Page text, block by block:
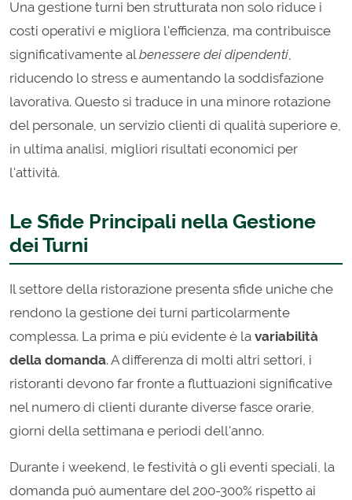
Una gestione turni ben strutturata non solo riduce i
costi operativi e migliora l'efficienza, ma contribuisce
significativamente albenessere dei dipendenti,
riducendo lo stress e aumentando la soddisfazione
lavorativa. Questo si traduce in una minore rotazione
del personale, un servizio clienti di qualità superiore e,
in ultima analisi, migliori risultati economici per
l'attività.
Le Sfide Principali nella Gestione
dei Turni
Il settore della ristorazione presenta sfide uniche che
rendono la gestione dei turni particolarmente
complessa. La prima e più evidente è la variabilità
della domanda. A differenza di molti altri settori, i
ristoranti devono far fronte a fluttuazioni significative
nel numero di clienti durante diverse fasce orarie,
giorni della settimana e periodi dell'anno.
Durante i weekend, le festività o gli eventi speciali, la
domanda può aumentare del 200-300% rispetto ai